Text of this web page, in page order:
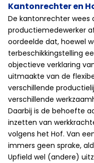
Kantonrechter en
De kantonrechter wees
productiemedewerker
oordeelde dat, hoewel
terbeschikkingstelling
objectieve verklaring
uitmaakte van de
verschillende
verschillende
Daarbij is de behoefte
inzetten van
volgens het Hof. Van
immers geen sprake,
Upfield wel (andere)